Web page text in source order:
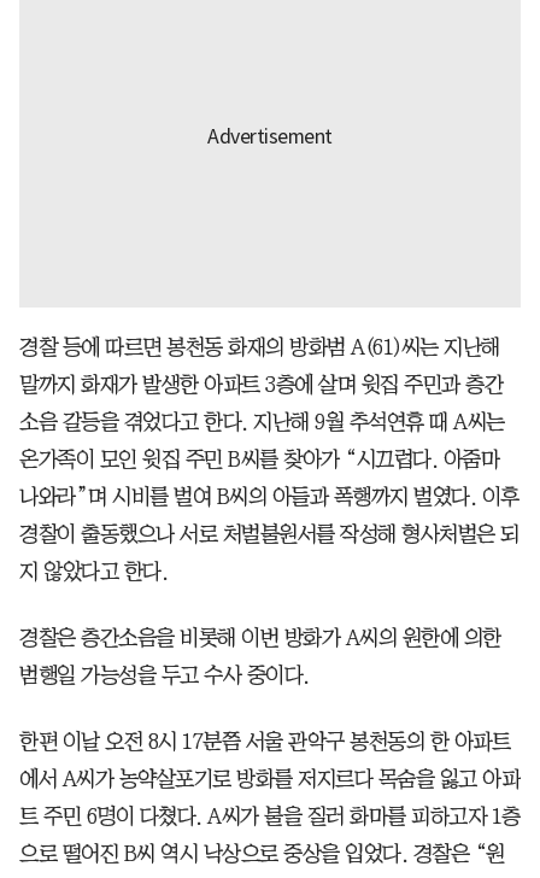
경찰 등에 따르면 봉천동 화재의 방화범 A(61)씨는 지난해
말까지 화재가 발생한 아파트 3층에 살며 윗집 주민과 층간
소음 갈등을 겪었다고 한다. 지난해 9월 추석연휴 때 A씨는
온가족이 모인 윗집 주민 B씨를 찾아가 “시끄럽다. 아줌마
나와라”며 시비를 벌여 B씨의 아들과 폭행까지 벌였다. 이후
경찰이 출동했으나 서로 처벌불원서를 작성해 형사처벌은 되
지 않았다고 한다.
경찰은 층간소음을 비롯해 이번 방화가 A씨의 원한에 의한
범행일 가능성을 두고 수사 중이다.
한편 이날 오전 8시 17분쯤 서울 관악구 봉천동의 한 아파트
에서 A씨가 농약살포기로 방화를 저지르다 목숨을 잃고 아파
트 주민 6명이 다쳤다. A씨가 불을 질러 화마를 피하고자 1층
으로 떨어진 B씨 역시 낙상으로 중상을 입었다. 경찰은 “원